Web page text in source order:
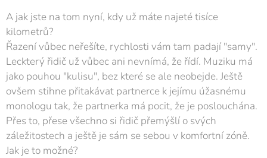
A jak jste na tom nyní, kdy už máte najeté tisíce
kilometrů?
Řazení vůbec neřešíte, rychlosti vám tam padají "samy".
Leckterý řidič už vůbec ani nevnímá, že řídí. Muziku má
jako pouhou "kulisu", bez které se ale neobejde. Ještě
ovšem stihne přitakávat partnerce k jejímu úžasnému
monologu tak, že partnerka má pocit, že je poslouchána.
Přes to, přese všechno si řidič přemýšlí o svých
záležitostech a ještě je sám se sebou v komfortní zóně.
Jak je to možné?